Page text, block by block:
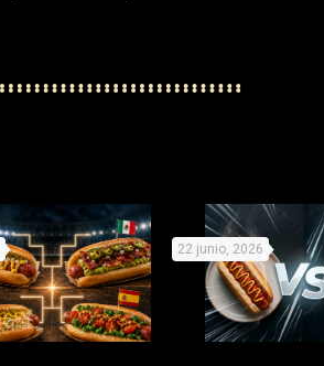
22 junio, 2026